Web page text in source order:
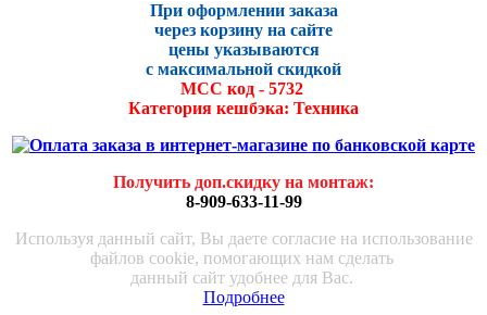
При оформлении заказа
через корзину на сайте
цены указываются
с максимальной скидкой
МСС код - 5732
Категория кешбэка: Техника
Получить доп.скидку на монтаж:
8-909-633-11-99
Используя данный сайт, Вы даете согласие на использование
файлов cookie, помогающих нам сделать
данный сайт удобнее для Вас.
Подробнее